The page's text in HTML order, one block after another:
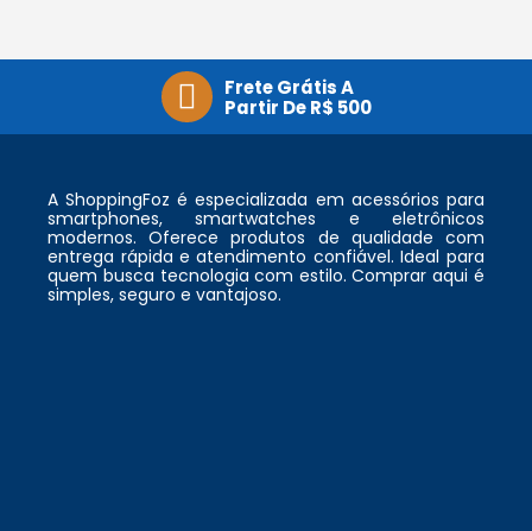
Frete Grátis A
Partir De R$ 500
A ShoppingFoz é especializada em acessórios para
smartphones, smartwatches e eletrônicos
modernos. Oferece produtos de qualidade com
entrega rápida e atendimento confiável. Ideal para
quem busca tecnologia com estilo. Comprar aqui é
simples, seguro e vantajoso.